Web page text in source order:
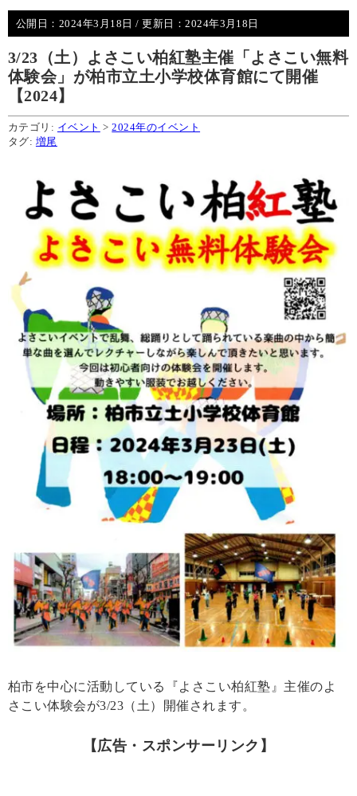
公開日： 2024年3月18日 / 更新日：2024年3月18日
3/23（土）よさこい柏紅塾主催「よさこい無料
体験会」が柏市立土小学校体育館にて開催
【2024】
カテゴリ: イベント >2024年のイベント
タグ: 増尾
柏市を中心に活動している『よさこい柏紅塾』主催のよ
さこい体験会が3/23（土）開催されます。
【広告・スポンサーリンク】